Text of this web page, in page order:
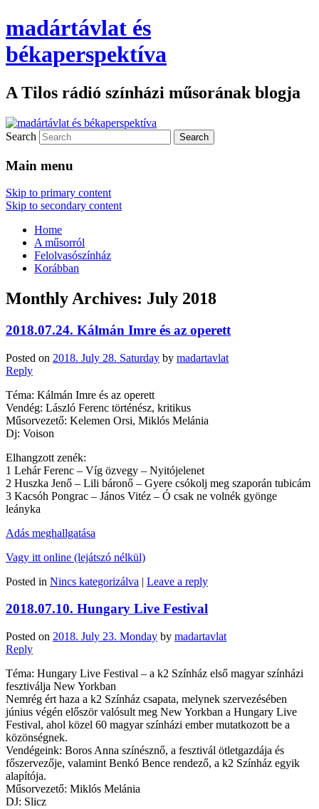
madártávlat és
békaperspektíva
A Tilos rádió színházi műsorának blogja
Search
Main menu
Skip to primary content
Skip to secondary content
Home
A műsorról
Felolvasószínház
Korábban
Monthly Archives: July 2018
2018.07.24. Kálmán Imre és az operett
Posted on 2018. July 28. Saturday by madartavlat
Reply
Téma: Kálmán Imre és az operett
Vendég: László Ferenc történész, kritikus
Műsorvezető: Kelemen Orsi, Miklós Melánia
Dj: Voison
Elhangzott zenék:
1 Lehár Ferenc – Víg özvegy – Nyitójelenet
2 Huszka Jenő – Lili báronő – Gyere csókolj meg szaporán tubicám
3 Kacsóh Pongrac – János Vitéz – Ó csak ne volnék gyönge
leányka
Adás meghallgatása
Vagy itt online (lejátszó nélkül)
Posted in Nincs kategorizálva | Leave a reply
2018.07.10. Hungary Live Festival
Posted on 2018. July 23. Monday by madartavlat
Reply
Téma: Hungary Live Festival – a k2 Színház első magyar színházi
fesztiválja New Yorkban
Nemrég ért haza a k2 Színház csapata, melynek szervezésében
június végén először valósult meg New Yorkban a Hungary Live
Festival, ahol közel 60 magyar színházi ember mutatkozott be a
közönségnek.
Vendégeink: Boros Anna színésznő, a fesztivál ötletgazdája és
főszervezője, valamint Benkó Bence rendező, a k2 Színház egyik
alapítója.
Műsorvezető: Miklós Melánia
DJ: Slicz